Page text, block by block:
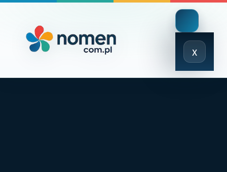
x
Close
Menu